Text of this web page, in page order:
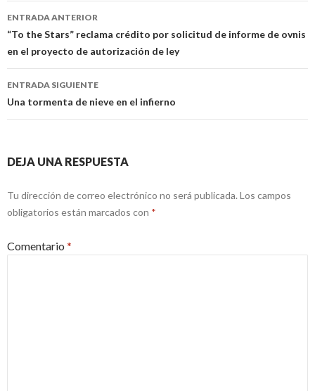
Navegación
de
entradas
ENTRADA ANTERIOR
“To the Stars” reclama crédito por solicitud de informe de ovnis
en el proyecto de autorización de ley
ENTRADA SIGUIENTE
Una tormenta de nieve en el infierno
DEJA UNA RESPUESTA
Tu dirección de correo electrónico no será publicada.Los campos
obligatorios están marcados con *
Comentario *